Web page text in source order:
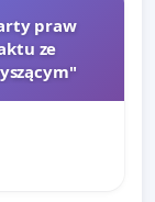
praw
ze